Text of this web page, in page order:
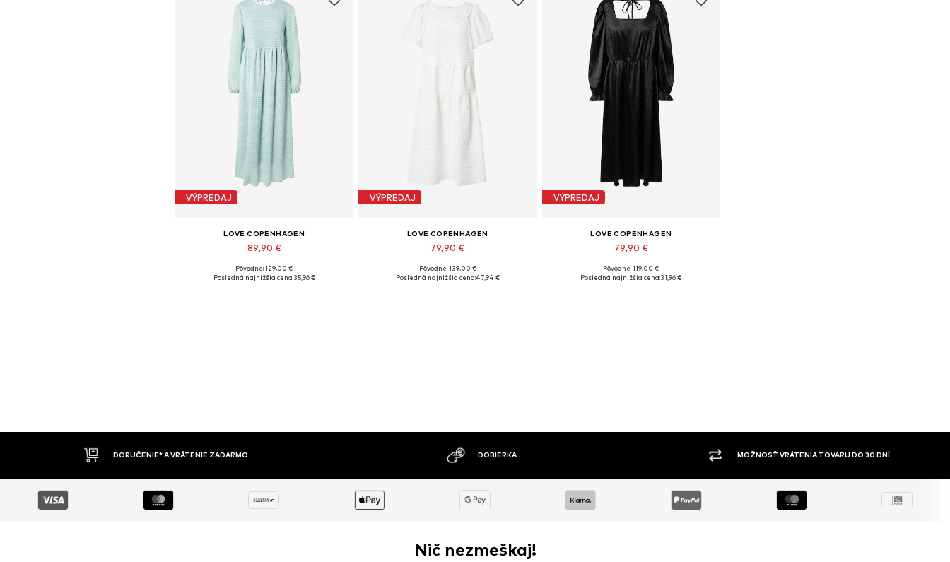
VÝPREDAJ
LOVE COPENHAGEN
89,90 €
Dostupné veľkosti: 38
Pôvodne: 129,00 €
Posledná najnižšia cena:35,96 €
VÝPREDAJ
LOVE COPENHAGEN
79,90 €
Dostupné veľkosti: 34
Pôvodne: 139,00 €
Posledná najnižšia cena:47,94 €
VÝPREDAJ
LOVE COPENHAGEN
79,90 €
Dostupné veľkosti: 38
Pôvodne: 119,00 €
Posledná najnižšia cena:31,96 €
DOBIERKA MOŽNOSŤ VRÁTENIA TOVARU DO 30 DNÍ ŠIROKÝ SORTIMENT
Nič nezmeškaj!